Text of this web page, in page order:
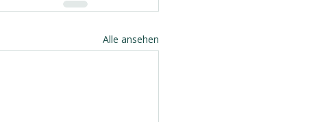
Alle ansehen